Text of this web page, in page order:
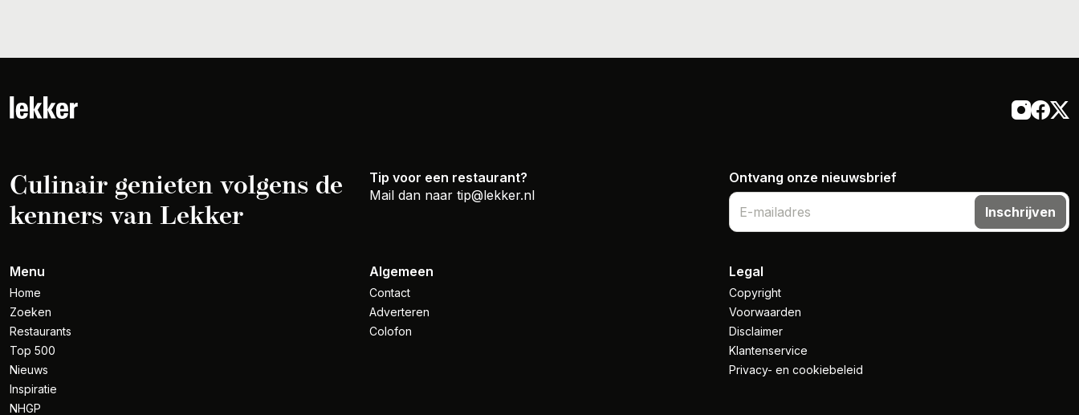
Culinair genieten volgens de
kenners van Lekker
Tip voor een restaurant?
Mail dan naar tip@lekker.nl
Ontvang onze nieuwsbrief
Inschrijven
Menu
Home
Zoeken
Restaurants
Top 500
Nieuws
Inspiratie
NHGP
Algemeen
Contact
Adverteren
Colofon
Legal
Copyright
Voorwaarden
Disclaimer
Klantenservice
Privacy- en cookiebeleid